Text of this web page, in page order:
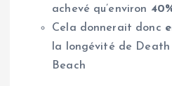
achevé qu’environ
Cela donnerait donc
la longévité de
Beach